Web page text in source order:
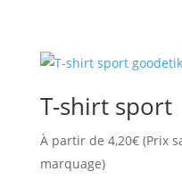
T-shirt sport
À partir de 4,20€(Prix
marquage)